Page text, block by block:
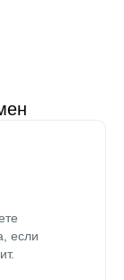
если